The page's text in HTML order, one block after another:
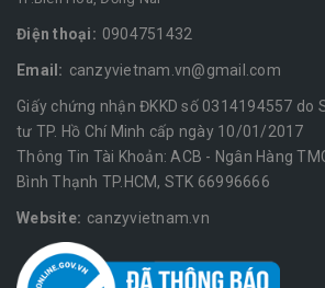
Điện thoại: 0904751432
Email: canzyvietnam.vn@gmail.com
Giấy chứng nhận ĐKKD số 0314194557 do
tư TP. Hồ Chí Minh cấp ngày 10/01/2017
Thông Tin Tài Khoản: ACB - Ngân Hàng
Bình Thạnh TP.HCM, STK 66996666
Website: canzyvietnam.vn